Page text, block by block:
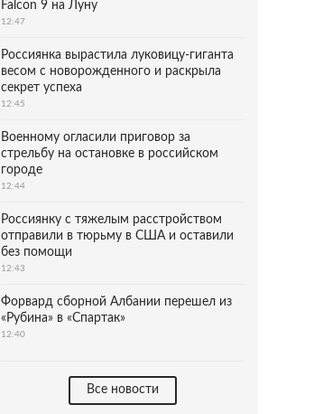
Falcon 9 на Луну
12:47
Россиянка вырастила луковицу-гиганта
весом с новорожденного и раскрыла
секрет успеха
12:45
Военному огласили приговор за
стрельбу на остановке в российском
городе
12:44
Россиянку с тяжелым расстройством
отправили в тюрьму в США и оставили
без помощи
12:43
Форвард сборной Албании перешел из
«Рубина» в «Спартак»
12:40
Все новости